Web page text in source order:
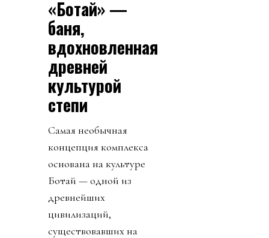
«Ботай» —
баня,
вдохновленная
древней
культурой
степи
Самая необычная
концепция комплекса
основана на культуре
Ботай — одной из
древнейших
цивилизаций,
существовавших на